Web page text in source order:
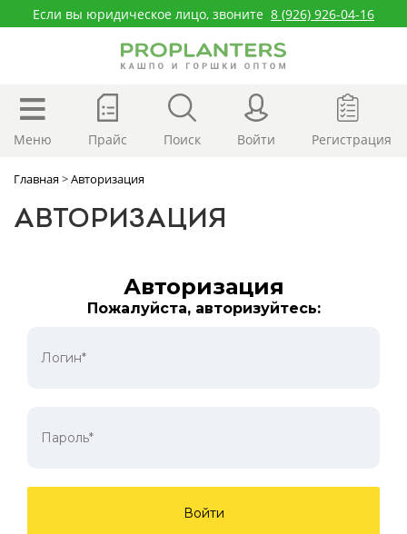
Если вы юридическое лицо, звоните 8 (926) 926-04-16
Меню Прайс Поиск Войти Регистрация
Главная>Авторизация
АВТОРИЗАЦИЯ
Авторизация
Пожалуйста, авторизуйтесь:
Войти